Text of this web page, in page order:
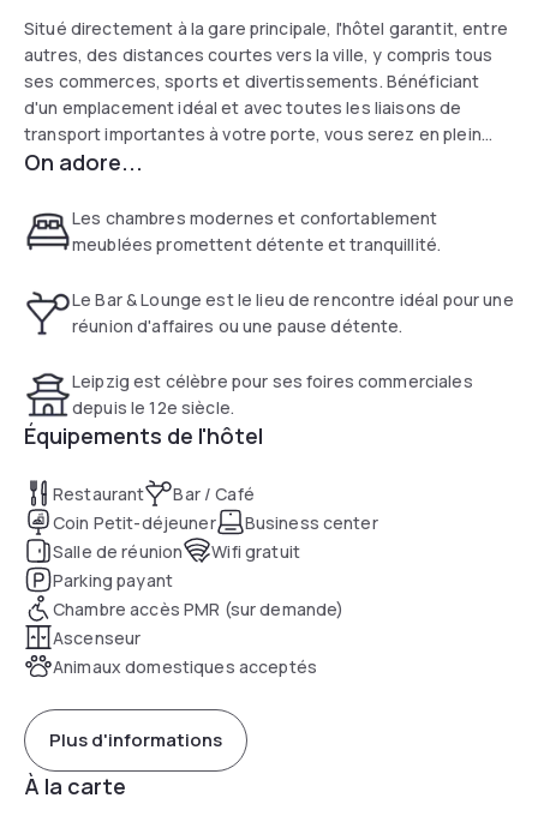
Situé directement à la gare principale, l'hôtel garantit, entre
autres, des distances courtes vers la ville, y compris tous
ses commerces, sports et divertissements. Bénéficiant
d'un emplacement idéal et avec toutes les liaisons de
transport importantes à votre porte, vous serez en plein
cœur de l'action à l'hôtel de Leipzig.
On adore...
Les chambres modernes et confortablement
meublées promettent détente et tranquillité.
Le Bar & Lounge est le lieu de rencontre idéal pour une
réunion d'affaires ou une pause détente.
Leipzig est célèbre pour ses foires commerciales
depuis le 12e siècle.
Équipements de l'hôtel
Restaurant
Bar / Café
Coin Petit-déjeuner
Business center
Salle de réunion
Wifi gratuit
Parking payant
Chambre accès PMR (sur demande)
Ascenseur
Animaux domestiques acceptés
Plus d'informations
À la carte